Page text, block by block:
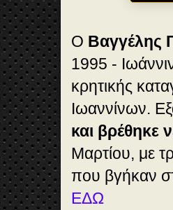
Ο Βαγγέλης
1995 -
κρητικής
Ιωαννίνων.
και βρέθηκε
Μαρτίου, με
που βγήκαν
ΕΔΩ